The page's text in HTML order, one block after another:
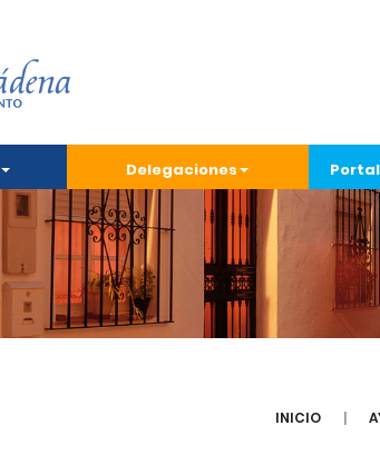
Delegaciones
INICIO